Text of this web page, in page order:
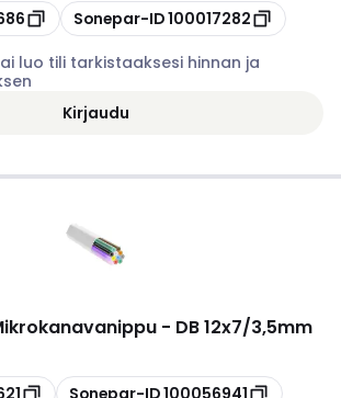
Kopioi
Sonepar-ID100017282
luo tili tarkistaaksesi hinnan ja
Kirjaudu
- DB 12x7/3,5mm
Kopioi
Sonepar-ID100056941